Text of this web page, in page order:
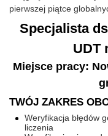
pierwszej piątce
Specjalista
UDT
Miejsce pracy:
TWÓJ ZAKRES
Weryfikacja błędów
liczenia